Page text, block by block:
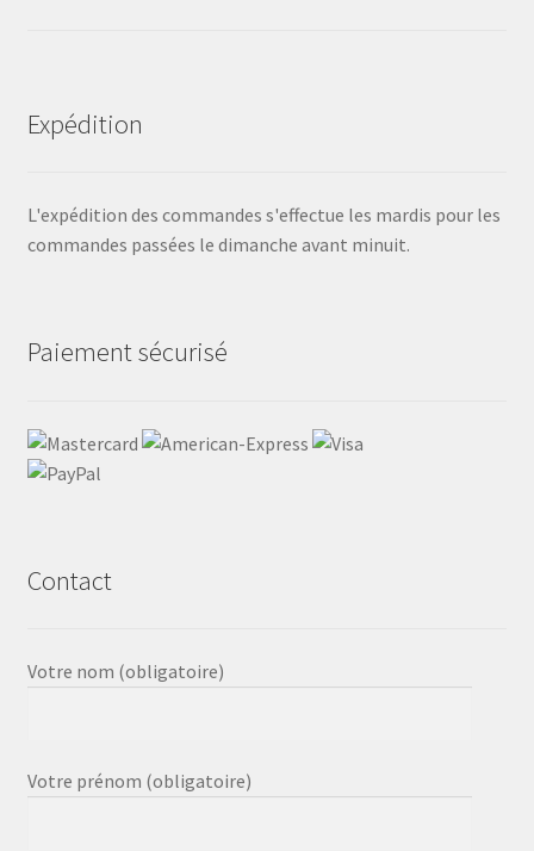
Expédition
L'expédition des commandes s'effectue les mardis pour les
commandes passées le dimanche avant minuit.
Paiement sécurisé
Contact
Votre nom (obligatoire)
Votre prénom (obligatoire)